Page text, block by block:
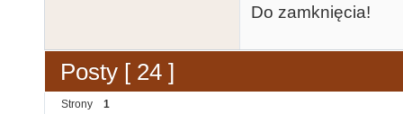
Do zamknięcia!
Posty [ 24 ]
Strony 1